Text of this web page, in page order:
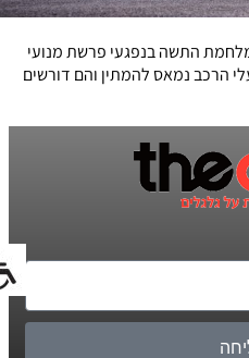
התשה בנפגעי פרשת מנועי
הרכב נמאס להמתין והם דורשים